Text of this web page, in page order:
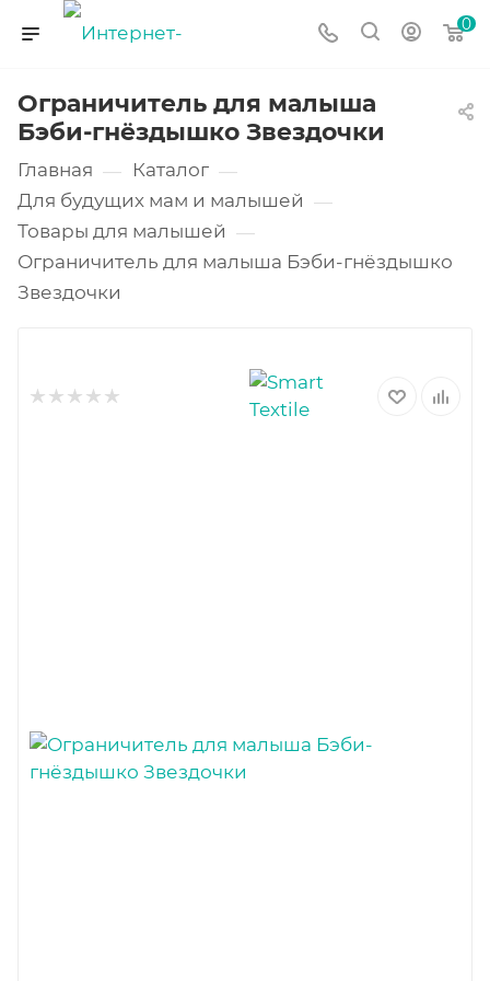
0
Ограничитель для малыша
Бэби-гнёздышко Звездочки
Главная — Каталог —
Для будущих мам и малышей —
Товары для малышей —
Ограничитель для малыша Бэби-гнёздышко
Звездочки